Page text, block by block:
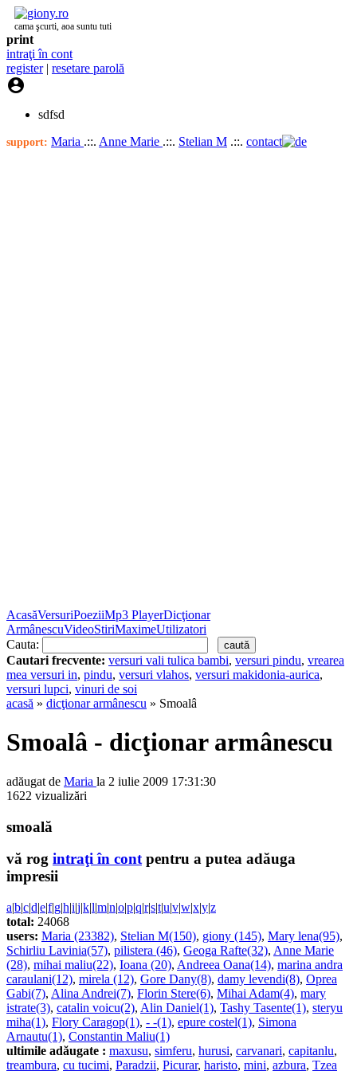
cama şcurti, aoa suntu tuti
print
intraţi în cont
register| resetare parolă

sdfsd
support: Maria .::. Anne Marie .::. Stelian M .::. contact
AcasăVersuriPoeziiMp3 PlayerDicţionar
ArmânescuVideoStiriMaximeUtilizatori
Cauta:
Cautari frecvente: versuri vali tulica bambi, versuri pindu, vrearea
mea versuri in, pindu, versuri vlahos, versuri makidonia-aurica,
versuri lupci, vinuri de soi
acasă » dicţionar armânescu » Smoalâ
Smoalâ - dicţionar armânescu
adăugat de Maria la 2 iulie 2009 17:31:30
1622 vizualizări
smoală
vă rog intraţi în contpentru a putea adăuga
impresii
a|b|c|d|e|f|g|h|i|j|k|l|m|n|o|p|q|r|s|t|u|v|w|x|y|z
total: 24068
users: Maria (23382), Stelian M(150), giony (145), Mary lena(95),
Schirliu Lavinia(57), pilistera (46), Geoga Rafte(32), Anne Marie
(28), mihai maliu(22), Ioana (20), Andreea Oana(14), marina andra
caraulani(12), mirela (12), Gore Dany(8), damy levendi(8), Oprea
Gabi(7), Alina Andrei(7), Florin Stere(6), Mihai Adam(4), mary
istrate(3), catalin voicu(2), Alin Daniel(1), Tashy Tasente(1), steryu
miha(1), Flory Caragop(1), - -(1), epure costel(1), Simona
Arnautu(1), Constantin Maliu(1)
ultimile adăugate : maxusu, simferu, hurusi, carvanari, capitanlu,
treambura, cu tucimi, Paradzii, Picurar, haristo, mini, azbura, Tzea